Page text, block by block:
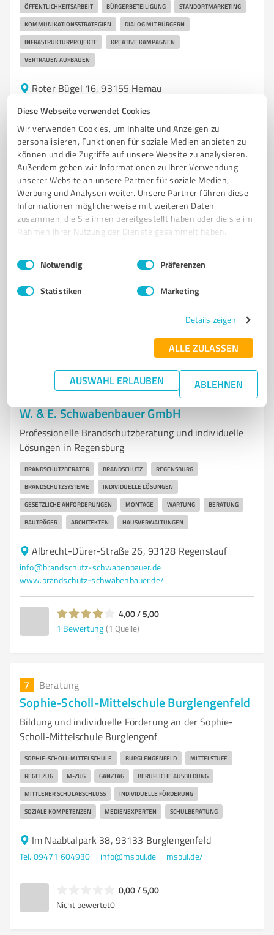
Diese Webseite verwendet Cookies
Wir verwenden Cookies, um Inhalte und Anzeigen zu
personalisieren, Funktionen für soziale Medien anbieten zu
können und die Zugriffe auf unsere Website zu analysieren.
Außerdem geben wir Informationen zu Ihrer Verwendung
unserer Website an unsere Partner für soziale Medien,
Werbung und Analysen weiter. Unsere Partner führen diese
Informationen möglicherweise mit weiteren Daten
zusammen, die Sie ihnen bereitgestellt haben oder die sie im
Rahmen Ihrer Nutzung der Dienste gesammelt haben.
Impressum Datenschutzbestimmungen
Einwilligungsauswahl
Notwendig Präferenzen
Statistiken Marketing
Details zeigen
ALLE ZULASSEN
AUSWAHL ERLAUBEN ABLEHNEN
ÖFFENTLICHKEITSARBEIT BÜRGERBETEILIGUNG STANDORTMARKETING
KOMMUNIKATIONSSTRATEGIEN DIALOG MIT BÜRGERN
INFRASTRUKTURPROJEKTE KREATIVE KAMPAGNEN
VERTRAUEN AUFBAUEN
Roter Bügel 16, 93155 Hemau
5,00 / 5,00
2 Bewertungen (1 Quelle)
Registrieren Sie sich jetzt und werden Sie ein von
Kunden empfohlener ProvenExpert!
W. & E. Schwabenbauer GmbH
Professionelle Brandschutzberatung und individuelle
Lösungen in Regensburg
BRANDSCHUTZBERATER BRANDSCHUTZ REGENSBURG
BRANDSCHUTZSYSTEME INDIVIDUELLE LÖSUNGEN
GESETZLICHE ANFORDERUNGEN MONTAGE WARTUNG BERATUNG
BAUTRÄGER ARCHITEKTEN HAUSVERWALTUNGEN
Albrecht-Dürer-Straße 26, 93128 Regenstauf
info@brandschutz-schwabenbauer.de
www.brandschutz-schwabenbauer.de/
4,00 / 5,00
1 Bewertung (1 Quelle)
7 Beratung
Sophie-Scholl-Mittelschule Burglengenfeld
Bildung und individuelle Förderung an der Sophie-
Scholl-Mittelschule Burglengenf
SOPHIE-SCHOLL-MITTELSCHULE BURGLENGENFELD MITTELSTUFE
REGELZUG M-ZUG GANZTAG BERUFLICHE AUSBILDUNG
MITTLERER SCHULABSCHLUSS INDIVIDUELLE FÖRDERUNG
SOZIALE KOMPETENZEN MEDIENEXPERTEN SCHULBERATUNG
Im Naabtalpark 38, 93133 Burglengenfeld
Tel. 09471 604930 info@msbul.de msbul.de/
0,00 / 5,00
Nicht bewertet0